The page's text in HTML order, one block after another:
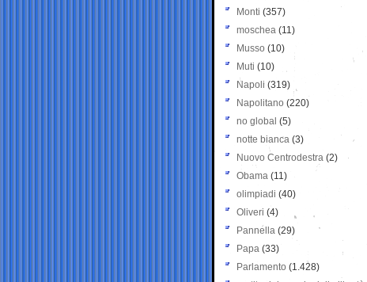
Monti (357)
moschea (11)
Musso (10)
Muti (10)
Napoli (319)
Napolitano (220)
no global (5)
notte bianca (3)
Nuovo Centrodestra (2)
Obama (11)
olimpiadi (40)
Oliveri (4)
Pannella (29)
Papa (33)
Parlamento (1.428)